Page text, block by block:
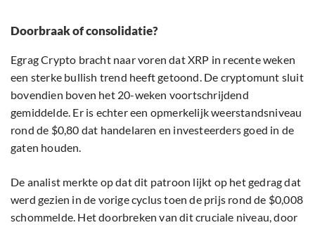
Doorbraak of consolidatie?
Egrag Crypto bracht naar voren dat XRP in recente weken
een sterke bullish trend heeft getoond. De cryptomunt sluit
bovendien boven het 20-weken voortschrijdend
gemiddelde. Er is echter een opmerkelijk weerstandsniveau
rond de $0,80 dat handelaren en investeerders goed in de
gaten houden.
De analist merkte op dat dit patroon lijkt op het gedrag dat
werd gezien in de vorige cyclus toen de prijs rond de $0,008
schommelde. Het doorbreken van dit cruciale niveau, door